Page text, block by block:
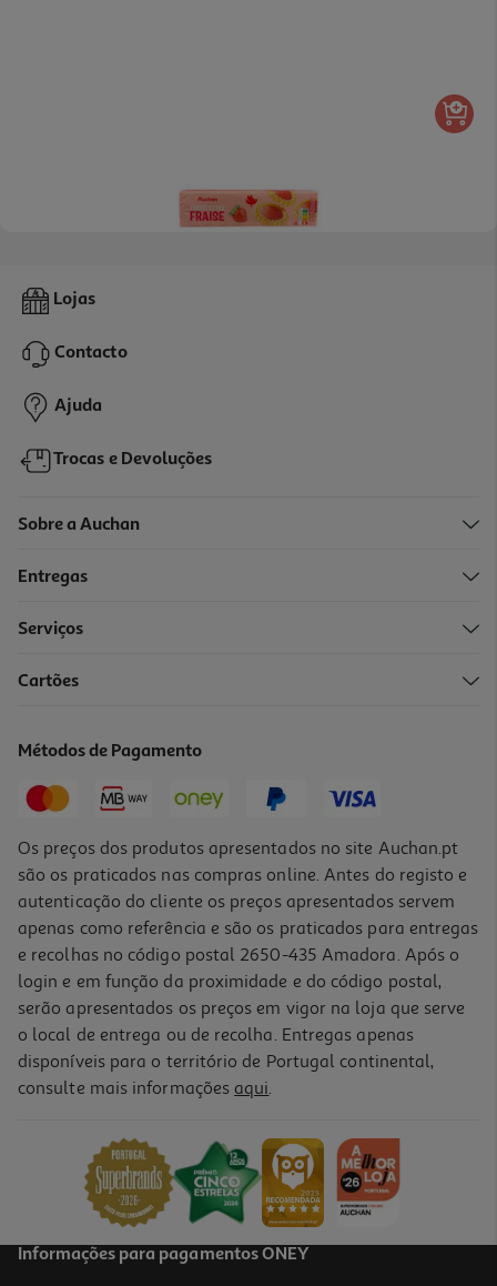
Tarteletes Auchan De Morango 8un 150g
1,09 €
Tartelettes Auchan Quadradas Chocolate E Avelã 127g
Lojas
Contacto
Ajuda
Trocas e Devoluções
Sobre a Auchan
Entregas
Serviços
Cartões
Métodos de Pagamento
Os preços dos produtos apresentados no site Auchan.pt
são os praticados nas compras online. Antes do registo e
autenticação do cliente os preços apresentados servem
apenas como referência e são os praticados para entregas
e recolhas no código postal 2650-435 Amadora. Após o
login e em função da proximidade e do código postal,
serão apresentados os preços em vigor na loja que serve
o local de entrega ou de recolha. Entregas apenas
disponíveis para o território de Portugal continental,
consulte mais informações aqui.
Informações para pagamentos ONEY